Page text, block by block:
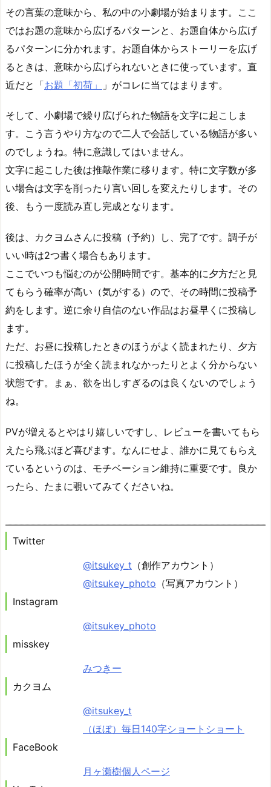
その言葉の意味から、私の中の小劇場が始まります。ここ
ではお題の意味から広げるパターンと、お題自体から広げ
るパターンに分かれます。お題自体からストーリーを広げ
るときは、意味から広げられないときに使っています。直
近だと「お題「初荷」 」がコレに当てはまります。
そして、小劇場で繰り広げられた物語を文字に起こしま
す。こう言うやり方なので二人で会話している物語が多い
のでしょうね。特に意識してはいません。
文字に起こした後は推敲作業に移ります。特に文字数が多
い場合は文字を削ったり言い回しを変えたりします。その
後、もう一度読み直し完成となります。
後は、カクヨムさんに投稿（予約）し、完了です。調子が
いい時は2つ書く場合もあります。
ここでいつも悩むのが公開時間です。基本的に夕方だと見
てもらう確率が高い（気がする）ので、その時間に投稿予
約をします。逆に余り自信のない作品はお昼早くに投稿し
ます。
ただ、お昼に投稿したときのほうがよく読まれたり、夕方
に投稿したほうが全く読まれなかったりとよく分からない
状態です。まぁ、欲を出しすぎるのは良くないのでしょう
ね。
PVが増えるとやはり嬉しいですし、レビューを書いてもら
えたら飛ぶほど喜びます。なんにせよ、誰かに見てもらえ
ているというのは、モチベーション維持に重要です。良か
ったら、たまに覗いてみてくださいね。
Twitter
@itsukey_t （創作アカウント）
@itsukey_photo （写真アカウント）
Instagram
@itsukey_photo
misskey
みつきー
カクヨム
@itsukey_t
（ほぼ）毎日140字ショートショート
FaceBook
月ヶ瀬樹個人ページ